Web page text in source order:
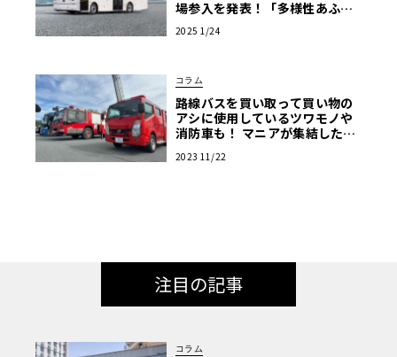
場参入を発表！「多様性あふれ
2025 1/24
コラム
路線バスを買い取って買い物の
アシに使用しているツワモノや
消防車も！ マニアが集結した商
2023 11/22
注目の記事
コラム